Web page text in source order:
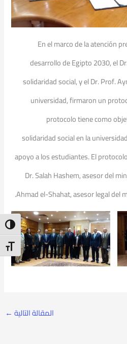
Size
En el marco de la atención
desarrollo de Egipto 2030, el
solidaridad social, y el Dr. Prof.
universidad, firmaron un
protocolo tiene como
solidaridad social en la
apoyo a los estudiantes. El
Dr. Salah Hashem, asesor del
Ahmad el-Shahat, asesor legal del
المقالة التالية ←